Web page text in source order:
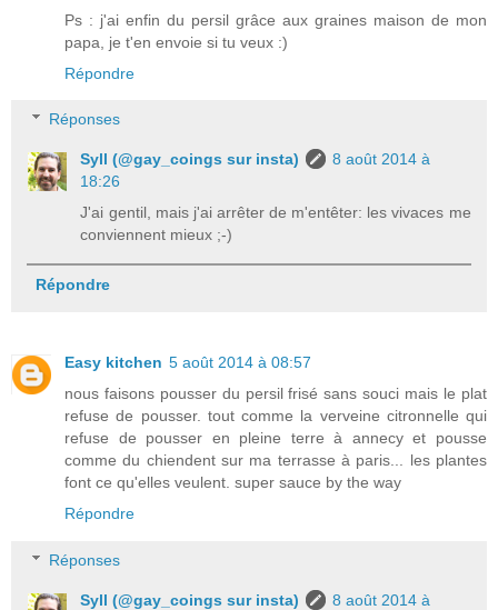
Ps : j'ai enfin du persil grâce aux graines maison de mon
papa, je t'en envoie si tu veux :)
Répondre
Réponses
Syll (@gay_coings sur insta)
8 août 2014 à
18:26
J'ai gentil, mais j'ai arrêter de m'entêter: les vivaces me
conviennent mieux ;-)
Répondre
Easy kitchen 5 août 2014 à 08:57
nous faisons pousser du persil frisé sans souci mais le plat
refuse de pousser. tout comme la verveine citronnelle qui
refuse de pousser en pleine terre à annecy et pousse
comme du chiendent sur ma terrasse à paris... les plantes
font ce qu'elles veulent. super sauce by the way
Répondre
Réponses
Syll (@gay_coings sur insta)
8 août 2014 à